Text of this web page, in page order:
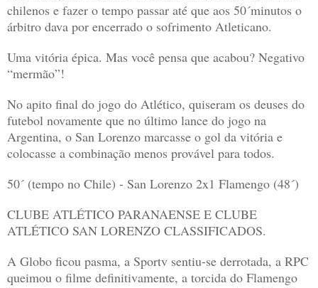
chilenos e fazer o tempo passar até que aos 50´minutos o
árbitro dava por encerrado o sofrimento Atleticano.
Uma vitória épica. Mas você pensa que acabou? Negativo
“mermão”!
No apito final do jogo do Atlético, quiseram os deuses do
futebol novamente que no último lance do jogo na
Argentina, o San Lorenzo marcasse o gol da vitória e
colocasse a combinação menos provável para todos.
50´ (tempo no Chile) - San Lorenzo 2x1 Flamengo (48´)
CLUBE ATLÉTICO PARANAENSE E CLUBE
ATLÉTICO SAN LORENZO CLASSIFICADOS.
A Globo ficou pasma, a Sportv sentiu-se derrotada, a RPC
queimou o filme definitivamente, a torcida do Flamengo